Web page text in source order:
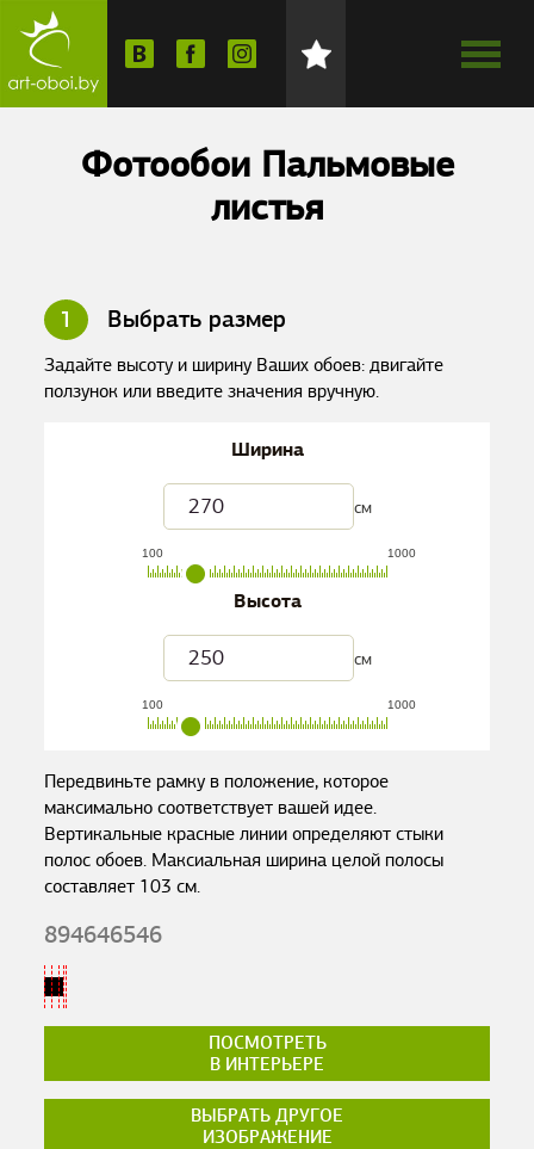
Фотообои Пальмовые
листья
1 Выбрать размер
Задайте высоту и ширину Ваших обоев: двигайте
ползунок или введите значения вручную.
Ширина
см
100 1000
Высота
см
100 1000
Передвиньте рамку в положение, которое
максимально соответствует вашей идее.
Вертикальные красные линии определяют стыки
полос обоев. Максиальная ширина целой полосы
составляет 103 см.
894646546
ПОСМОТРЕТЬ
В ИНТЕРЬЕРЕ
ВЫБРАТЬ ДРУГОЕ
ИЗОБРАЖЕНИЕ